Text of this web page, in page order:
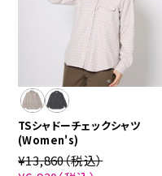
TSシャドーチェックシャツ
(Women's)
¥13,860（税込）